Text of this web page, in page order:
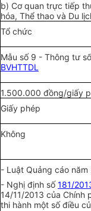
b) Cơ quan trực tiếp
hóa, Thể thao và Du
Tổ chức
Mẫu số 9 - Thông tư
BVHTTDL
1.500.000 đồng/giấy
Giấy phép
Không
- Luật Quảng cáo năm
- Nghị định số181/
14/11/2013 của Chính
thi hành một số điều